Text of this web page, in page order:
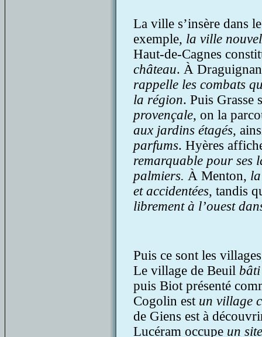
La ville s’insère dans
exemple, la ville
Haut-de-Cagnes
château. À
rappelle les combats
la région. Puis Grasse
provençale, on la
aux jardins étagés,
parfums. Hyères
remarquable pour ses
palmiers. À Menton,
et accidentées, tandis
librement à l’ouest
Puis ce sont les
Le village de Beuil
puis Biot présenté
Cogolin est un village
de Giens est à
Lucéram occupe un